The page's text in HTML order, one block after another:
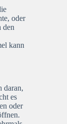
oder
den
kann
daran,
es
oder